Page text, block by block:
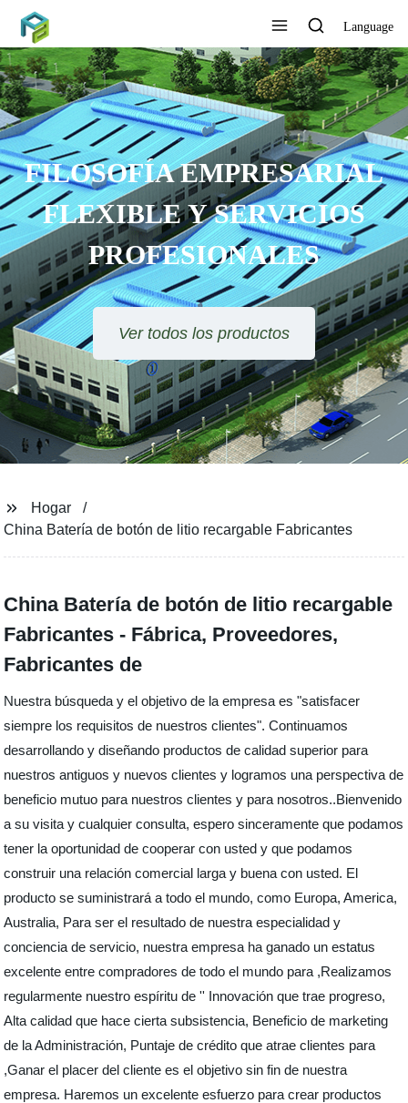
Language
FILOSOFÍA EMPRESARIAL
FLEXIBLE Y SERVICIOS
PROFESIONALES
Ver todos los productos
Hogar
China Batería de botón de litio recargable Fabricantes
China Batería de botón de litio recargable
Fabricantes - Fábrica, Proveedores,
Fabricantes de
Nuestra búsqueda y el objetivo de la empresa es "satisfacer
siempre los requisitos de nuestros clientes". Continuamos
desarrollando y diseñando productos de calidad superior para
nuestros antiguos y nuevos clientes y logramos una perspectiva de
beneficio mutuo para nuestros clientes y para nosotros..Bienvenido
a su visita y cualquier consulta, espero sinceramente que podamos
tener la oportunidad de cooperar con usted y que podamos
construir una relación comercial larga y buena con usted. El
producto se suministrará a todo el mundo, como Europa, America,
Australia, Para ser el resultado de nuestra especialidad y
conciencia de servicio, nuestra empresa ha ganado un estatus
excelente entre compradores de todo el mundo para ,Realizamos
regularmente nuestro espíritu de '' Innovación que trae progreso,
Alta calidad que hace cierta subsistencia, Beneficio de marketing
de la Administración, Puntaje de crédito que atrae clientes para
,Ganar el placer del cliente es el objetivo sin fin de nuestra
empresa. Haremos un excelente esfuerzo para crear productos